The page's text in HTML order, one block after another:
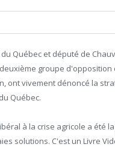
Québec et député de
groupe
ont vivement dénoncé la
Québec.
à la crise agricole a été
solutions. C'est un Livre